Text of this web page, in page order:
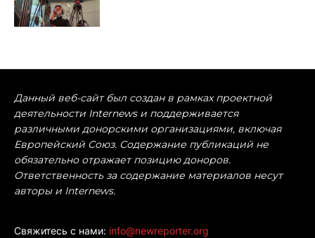
Данный веб-сайт был создан в рамках проектной
деятельности Internews и поддерживается
различными донорскими организациями, включая
Европейский Союз. Содержание публикаций не
обязательно отражает позицию доноров.
Ответственность за содержание материалов несут
авторы и Internews.
Свяжитесь с нами: info@newreporter.org